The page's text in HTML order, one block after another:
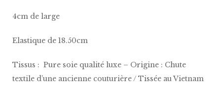
4cm de large
Elastique de 18.50cm
Tissus : Pure soie qualité luxe – Origine : Chute
textile d’une ancienne couturière / Tissée au Vietnam